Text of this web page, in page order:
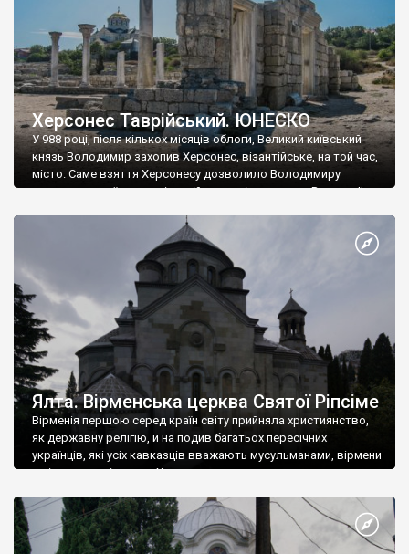
Херсонес Таврійський. ЮНЕСКО
У 988 році, після кількох місяців облоги, Великий київський
князь Володимир захопив Херсонес, візантійське, на той час,
місто. Саме взяття Херсонесу дозволило Володимиру
диктувати свої умови візантійському імператору Василю ІІ, та
Херсонесі Володимир-язичник, став Василем-християнином.
А потім було Хрещення Русі. На честь Херсонесу Таврійського
Ялта. Вірменська церква Святої Ріпсіме
Вірменія першою серед країн світу прийняла християнство,
як державну релігію, й на подив багатьох пересічних
українців, які усіх кавказців вважають мусульманами, вірмени
є відданими вірянами Христа